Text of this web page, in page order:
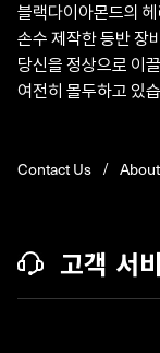
블랙다이아몬드의
손수 제작한 등반 장
당신을 정상으로 이
여전히 몰두하고 있
Contact Us
고객 서